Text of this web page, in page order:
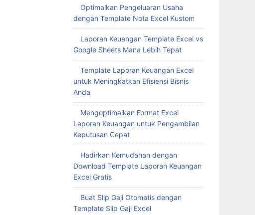
Optimalkan Pengeluaran Usaha
dengan Template Nota Excel Kustom
Laporan Keuangan Template Excel vs
Google Sheets Mana Lebih Tepat
Template Laporan Keuangan Excel
untuk Meningkatkan Efisiensi Bisnis
Anda
Mengoptimalkan Format Excel
Laporan Keuangan untuk Pengambilan
Keputusan Cepat
Hadirkan Kemudahan dengan
Download Template Laporan Keuangan
Excel Gratis
Buat Slip Gaji Otomatis dengan
Template Slip Gaji Excel